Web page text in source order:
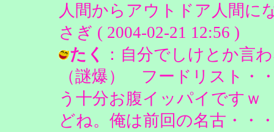
人間からアウトドア人間に
さぎ ( 2004-02-21 12:56 )
たく
：自分でしけとか言
（謎爆） フードリスト・
う十分お腹イッパイです
どね。俺は前回の名古・・